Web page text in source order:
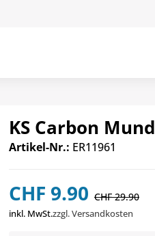
KS Carbon
Artikel-Nr.: ER11961
CHF 9.90 CHF 29.90
inkl. MwSt.zzgl. Versandkosten